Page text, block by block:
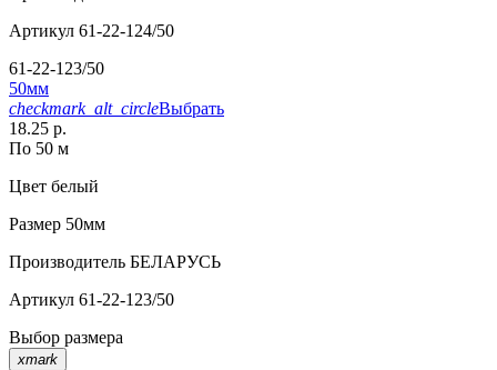
Артикул 61-22-124/50
61-22-123/50
50мм
checkmark_alt_circleВыбрать
18.25 р.
По 50 м
Цвет белый
Размер 50мм
Производитель БЕЛАРУСЬ
Артикул 61-22-123/50
Выбор размера
xmark